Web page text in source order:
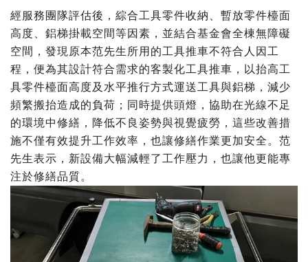
經服務團隊評估後，綜合工具零件收納、暫放零件檯面
高度、鋁梯掛載空間等因素，並結合基金會全棟無障礙
空間，發現原本范先生所用的工具推車不符合人因工
程，便為其設計符合需求的客製化工具推車，以抬高工
具零件檯面高度及水平推行方式運送工具與鋁梯，減少
頻繁搬抬造成的負荷；同時提供頭燈，協助在光線不足
的環境中修繕，降低不良姿勢與視覺疲勞，這些改善措
施不僅有效提升工作效率，也讓修繕作業更加安全。范
先生表示，新設備大幅減輕了工作壓力，也讓他更能專
注於修繕品質。